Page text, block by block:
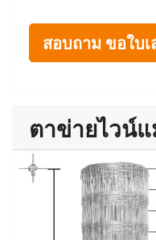
สอบถาม ขอใบ
ตาข่ายไวน์